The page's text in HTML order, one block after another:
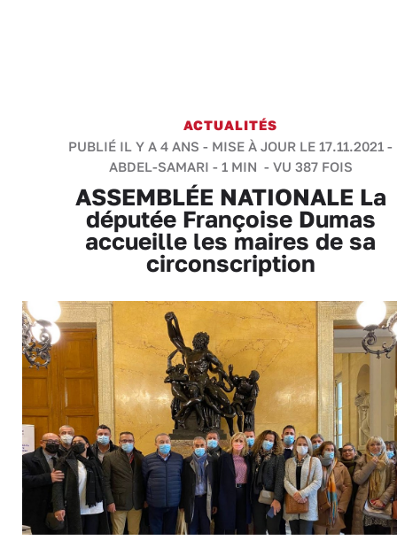
ACTUALITÉS
PUBLIÉ IL Y A 4 ANS - MISE À JOUR LE 17.11.2021 -
ABDEL-SAMARI - 1 MIN - VU 387 FOIS
ASSEMBLÉE NATIONALE La
députée Françoise Dumas
accueille les maires de sa
circonscription